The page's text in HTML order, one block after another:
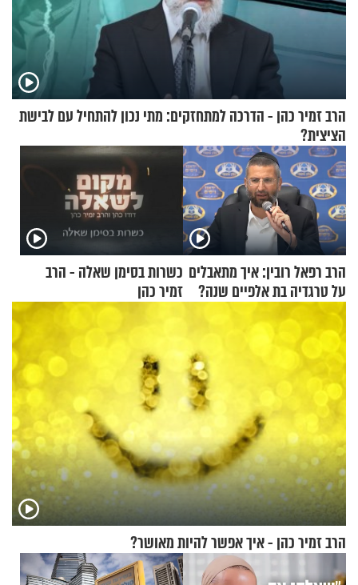
הרב זמיר כהן - הדרכה למתחזקים: מתי נכון להתחיל עם לבישת
הציצית?
הרב רפאל רובין: איך מתאבלים
על טרגדיה בת אלפיים שנה?
כשרות בסימן שאלה - הרב
זמיר כהן
הרב זמיר כהן - איך אפשר להיות מאושר?